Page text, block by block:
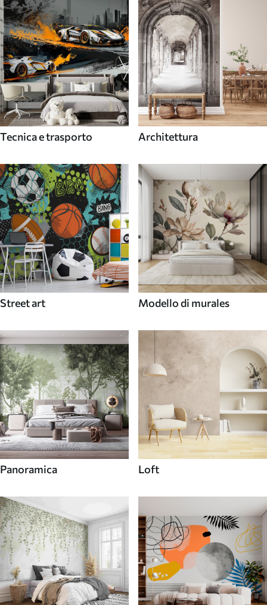
Tecnica e trasporto Architettura
Street art Modello di murales
Panoramica Loft